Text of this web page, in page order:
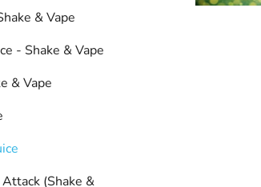
& Vape
- Shake & Vape
& Vape
(Shake &